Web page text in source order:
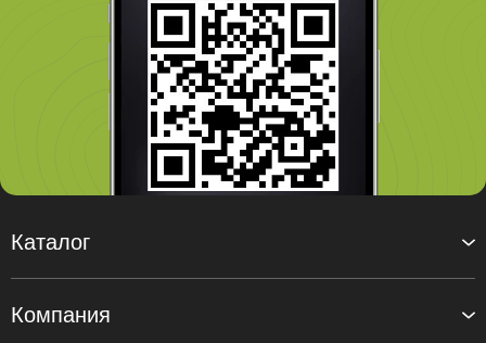
Каталог
Компания